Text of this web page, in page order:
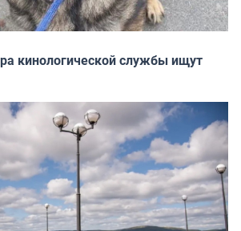
кинологической службы ищут